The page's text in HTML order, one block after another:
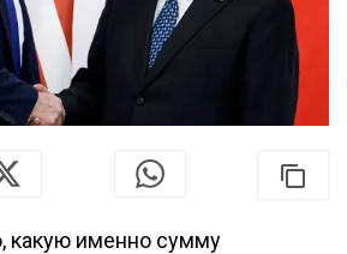
какую именно сумму